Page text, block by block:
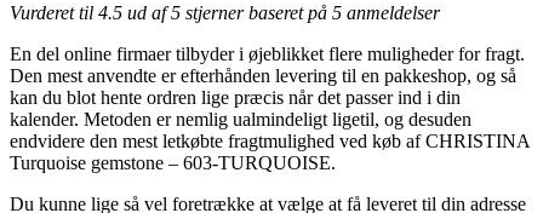
Vurderet til 4.5 ud af 5 stjerner baseret på 5 anmeldelser
En del online firmaer tilbyder i øjeblikket flere muligheder for fragt.
Den mest anvendte er efterhånden levering til en pakkeshop, og så
kan du blot hente ordren lige præcis når det passer ind i din
kalender. Metoden er nemlig ualmindeligt ligetil, og desuden
endvidere den mest letkøbte fragtmulighed ved køb af CHRISTINA
Turquoise gemstone – 603-TURQUOISE.
Du kunne lige så vel foretrække at vælge at få leveret til din adresse